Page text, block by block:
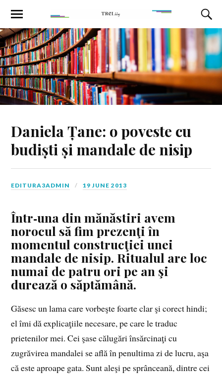
Daniela Țane: o poveste cu
budiști și mandale de nisip
EDITURA3ADMIN 19 JUNE 2013
Într‑una din mănăstiri avem
norocul să fim prezenţi în
momentul construcţiei unei
mandale de nisip. Ritualul are loc
numai de patru ori pe an şi
durează o săptămână.
Găsesc un lama care vorbeşte foarte clar şi corect hindi;
el îmi dă explicaţiile necesare, pe care le traduc
prietenilor mei. Cei şase călugări însărcinaţi cu
zugrăvirea mandalei se află în penultima zi de lucru, aşa
că este aproape gata. Sunt aleşi pe sprânceană, dintre cei